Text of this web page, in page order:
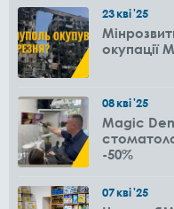
23кві'25
окупації
08кві'25
Magic
-50%
07кві'25